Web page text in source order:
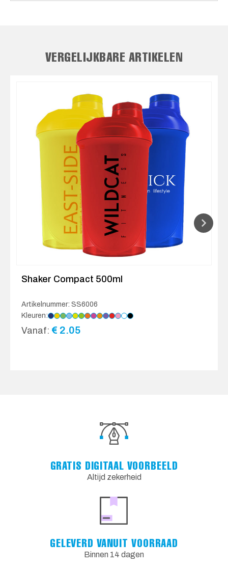
VERGELIJKBARE ARTIKELEN
Shaker Compact 500ml
Artikelnummer: SS6006
Kleuren:
Vanaf: € 2.05
GRATIS DIGITAAL VOORBEELD
Altijd zekerheid
GELEVERD VANUIT VOORRAAD
Binnen 14 dagen